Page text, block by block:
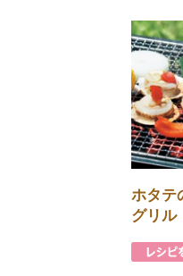
ホタテ
グリル